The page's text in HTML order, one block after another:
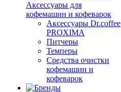
Аксессуары для
кофемашин и кофеварок
Аксессуары Dr.coffee
PROXIMA
Питчеры
Темперы
Средства очистки
кофемашин и
кофеварок